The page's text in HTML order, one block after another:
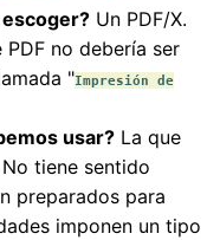
Un PDF/X.
no debería ser
"Impresión de
usar? La que
tiene sentido
preparados para
imponen un tipo